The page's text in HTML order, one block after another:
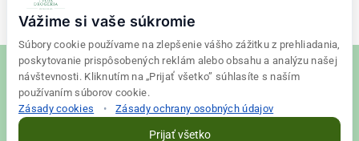
Vážime si vaše súkromie
Súbory cookie používame na zlepšenie vášho zážitku z prehliadania,
poskytovanie prispôsobených reklám alebo obsahu a analýzu našej
návštevnosti. Kliknutím na „Prijať všetko” súhlasíte s naším
používaním súborov cookie.
Zásady cookies
• Zásady ochrany osobných údajov
Prijať všetko